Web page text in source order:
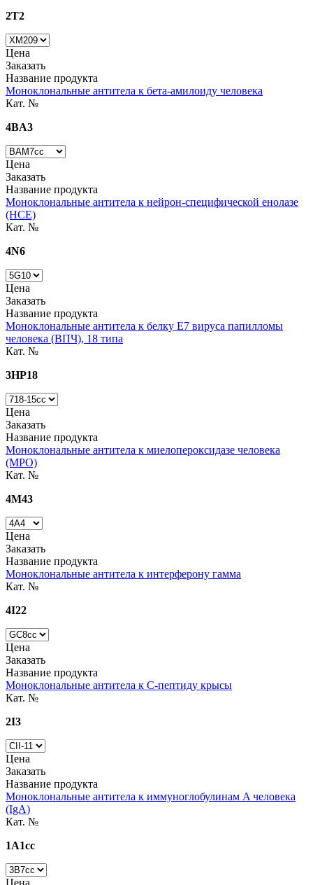
2T2
Цена
Заказать
Название продукта
Моноклональные антитела к бета-амилоиду человека
Кат. №
4BA3
Цена
Заказать
Название продукта
Моноклональные антитела к нейрон-специфической енолазе
(НСЕ)
Кат. №
4N6
Цена
Заказать
Название продукта
Моноклональные антитела к белку E7 вируса папилломы
человека (ВПЧ), 18 типа
Кат. №
3HP18
Цена
Заказать
Название продукта
Моноклональные антитела к миелопероксидазе человека
(MPO)
Кат. №
4M43
Цена
Заказать
Название продукта
Моноклональные антитела к интерферону гамма
Кат. №
4I22
Цена
Заказать
Название продукта
Моноклональные антитела к С-пептиду крысы
Кат. №
2I3
Цена
Заказать
Название продукта
Моноклональные антитела к иммуноглобулинам A человека
(IgA)
Кат. №
1A1cc
Цена